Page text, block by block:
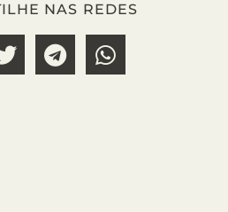
NAS REDES